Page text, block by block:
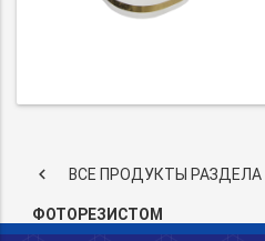
keyboard_arrow_left ВСЕ ПРОДУКТЫ РАЗДЕЛА
ФОТОРЕЗИСТОМ